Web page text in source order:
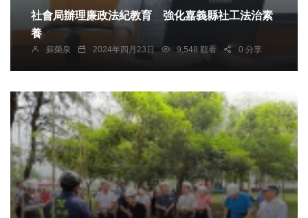
社會局辦理廉政法紀教育 強化嘉義縣社工法治素
養
蘇榮泉 2024年四月23日 9,548 觀看 0 分享